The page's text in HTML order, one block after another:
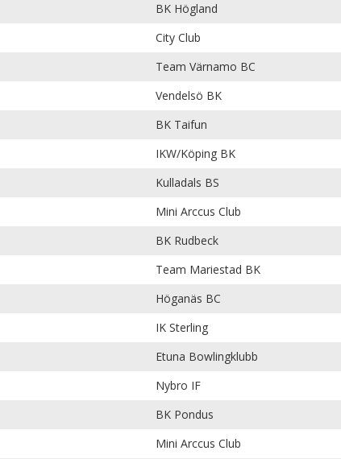
BK Högland
City Club
Team Värnamo BC
Vendelsö BK
BK Taifun
IKW/Köping BK
Kulladals BS
Mini Arccus Club
BK Rudbeck
Team Mariestad BK
Höganäs BC
IK Sterling
Etuna Bowlingklubb
Nybro IF
BK Pondus
Mini Arccus Club